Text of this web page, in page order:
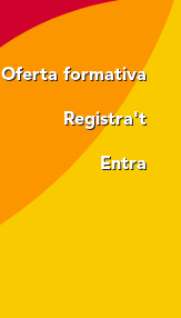
Oferta formativa
Registra't
Entra